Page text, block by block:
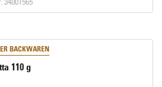
BACKWAREN
110 g